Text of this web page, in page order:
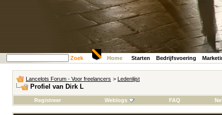
Zoek Home Starten Bedrijfsvoering
Lancelots Forum - Voor freelancers > Ledenlijst
Profiel van Dirk L
Registreer Weblogs FAQ